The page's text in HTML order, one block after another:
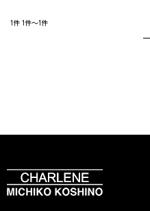
1件 1件～1件